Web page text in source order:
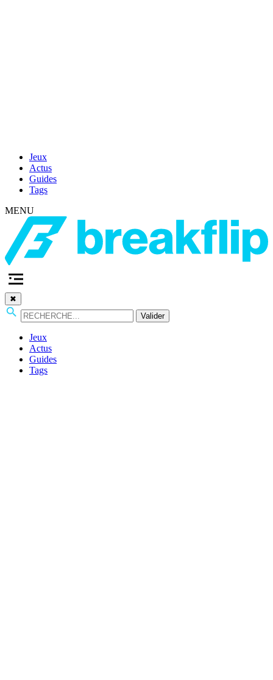
Jeux
Actus
Guides
Tags
MENU
✖
Valider
Jeux
Actus
Guides
Tags